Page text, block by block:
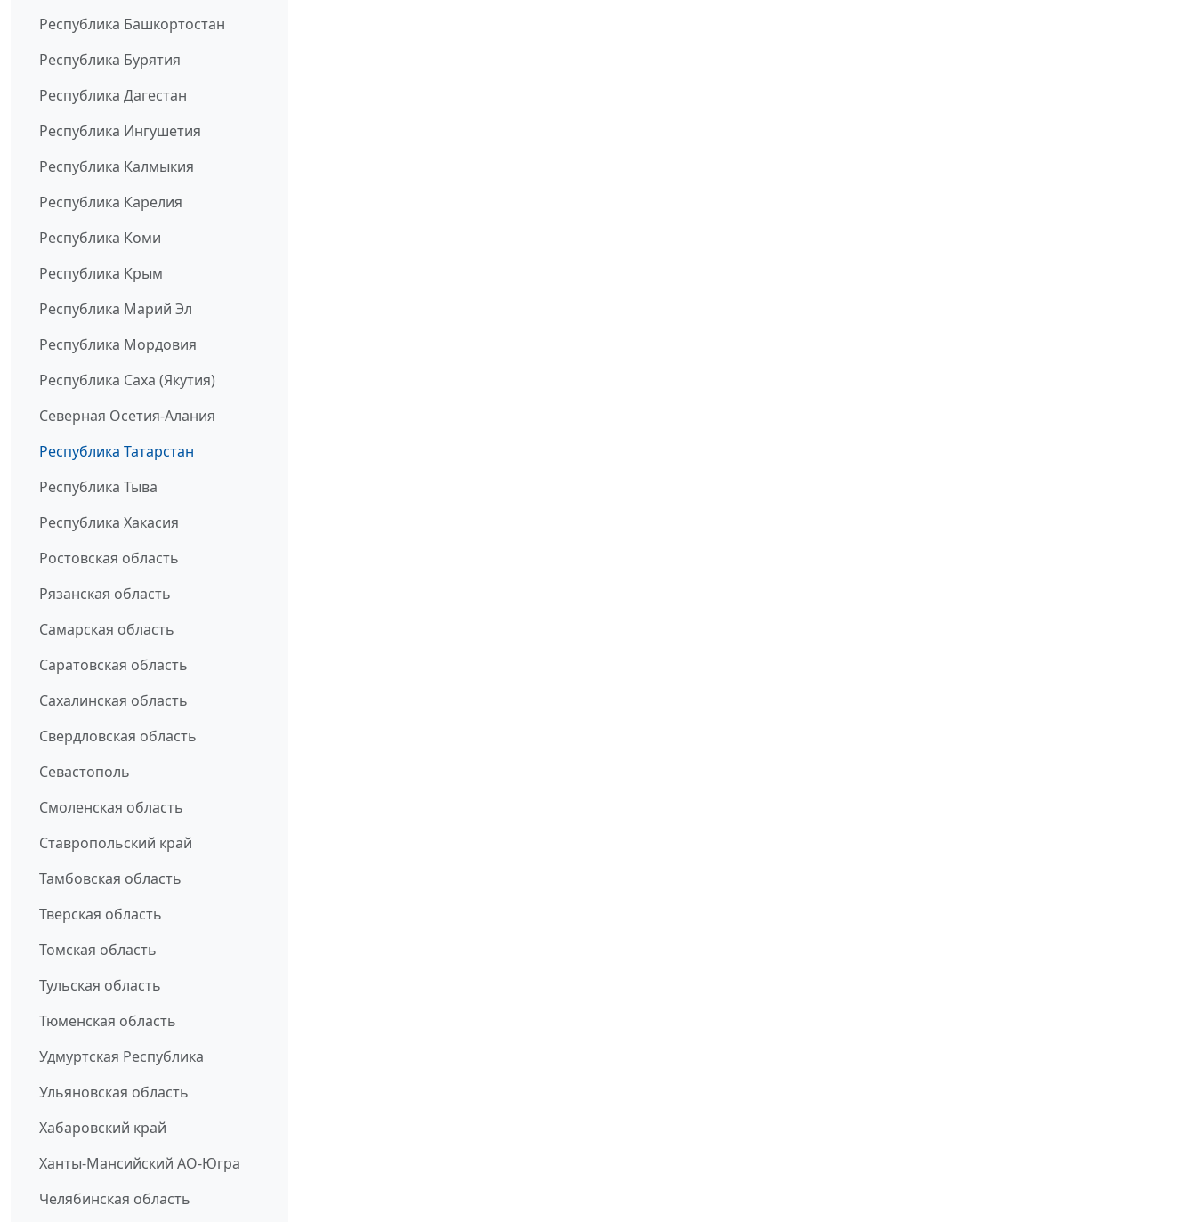
Республика Башкортостан
Республика Бурятия
Республика Дагестан
Республика Ингушетия
Республика Калмыкия
Республика Карелия
Республика Коми
Республика Крым
Республика Марий Эл
Республика Мордовия
Республика Саха (Якутия)
Северная Осетия-Алания
Республика Татарстан
Республика Тыва
Республика Хакасия
Ростовская область
Рязанская область
Самарская область
Саратовская область
Сахалинская область
Свердловская область
Севастополь
Смоленская область
Ставропольский край
Тамбовская область
Тверская область
Томская область
Тульская область
Тюменская область
Удмуртская Республика
Ульяновская область
Хабаровский край
Ханты-Мансийский АО-Югра
Челябинская область